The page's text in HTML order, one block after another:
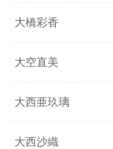
大橋彩香
大空直美
大西亜玖璃
大西沙織